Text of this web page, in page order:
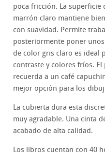
poca fricción. La superficie
marrón claro mantiene
con suavidad. Permite
posteriormente poner
de color gris claro es ideal
contraste y colores fríos.
recuerda a un café
mejor opción para los
La cubierta dura esta
muy agradable. Una cinta
acabado de alta calidad.
Los libros cuentan con 40